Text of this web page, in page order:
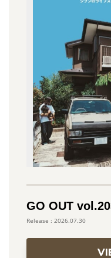
GO OUT
2026.07.30